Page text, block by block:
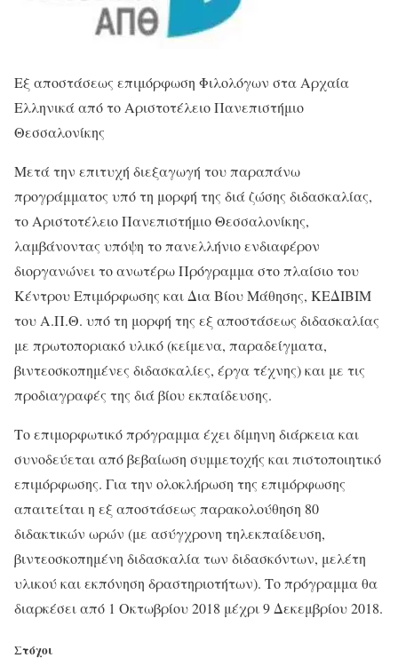
Εξ αποστάσεως επιμόρφωση Φιλολόγων στα Αρχαία
Ελληνικά από το Αριστοτέλειο Πανεπιστήμιο
Θεσσαλονίκης
Μετά την επιτυχή διεξαγωγή του παραπάνω
προγράμματος υπό τη μορφή της διά ζώσης διδασκαλίας,
το Αριστοτέλειο Πανεπιστήμιο Θεσσαλονίκης,
λαμβάνοντας υπόψη το πανελλήνιο ενδιαφέρον
διοργανώνει το ανωτέρω Πρόγραμμα στο πλαίσιο του
Κέντρου Επιμόρφωσης και Δια Βίου Μάθησης, ΚΕΔΙΒΙΜ
του Α.Π.Θ. υπό τη μορφή της εξ αποστάσεως διδασκαλίας
με πρωτοποριακό υλικό (κείμενα, παραδείγματα,
βιντεοσκοπημένες διδασκαλίες, έργα τέχνης) και με τις
προδιαγραφές της διά βίου εκπαίδευσης.
Το επιμορφωτικό πρόγραμμα έχει δίμηνη διάρκεια και
συνοδεύεται από βεβαίωση συμμετοχής και πιστοποιητικό
επιμόρφωσης. Για την ολοκλήρωση της επιμόρφωσης
απαιτείται η εξ αποστάσεως παρακολούθηση 80
διδακτικών ωρών (με ασύγχρονη τηλεκπαίδευση,
βιντεοσκοπημένη διδασκαλία των διδασκόντων, μελέτη
υλικού και εκπόνηση δραστηριοτήτων). Το πρόγραμμα θα
διαρκέσει από 1 Οκτωβρίου 2018 μέχρι 9 Δεκεμβρίου 2018.
Στόχοι